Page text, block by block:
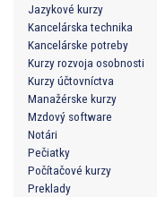
Jazykové kurzy
Kancelárska technika
Kancelárske potreby
Kurzy rozvoja osobnosti
Kurzy účtovníctva
Manažérske kurzy
Mzdový software
Notári
Pečiatky
Počítačové kurzy
Preklady